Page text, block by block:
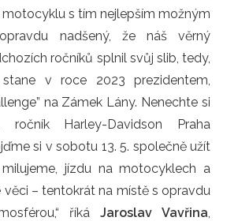
s tím nejlepším možným
nadšený, že náš věrný
ročníků splnil svůj slib, tedy,
v roce 2023 prezidentem,
na Zámek Lány. Nenechte si
Harley-Davidson Praha
si v sobotu 13. 5. společně užít
jízdu na motocyklech a
– tentokrát na místě s opravdu
říká Jaroslav Vavřina,